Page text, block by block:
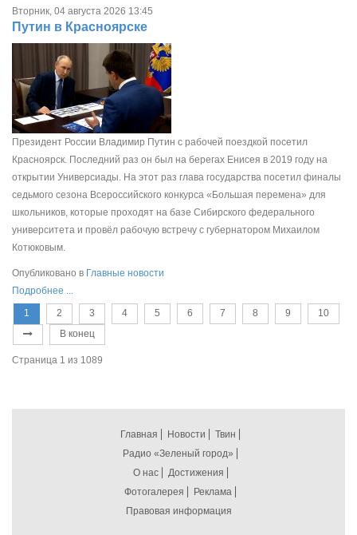
Вторник, 04 августа 2026 13:45
Путин в Красноярске
Президент России Владимир Путин с рабочей поездкой посетил
Красноярск. Последний раз он был на берегах Енисея в 2019 году на
открытии Универсиады. На этот раз глава государства посетил финалы
седьмого сезона Всероссийского конкурса «Большая перемена» для
школьников, которые проходят на базе Сибирского федерального
университета и провёл рабочую встречу с губернатором Михаилом
Котюковым.
Опубликовано в Главные новости
Подробнее ...
1
2 3 4 5 6 7 8 9
10
В конец
Страница 1 из 1089
Главная Новости
Твин
Радио «Зеленый город»
О нас
Достижения
Фотогалерея
Реклама
Правовая информация